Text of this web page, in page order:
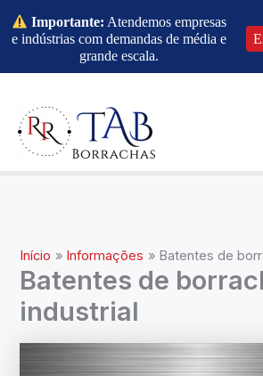
conteúdo
Início Informações Batentes de
Batentes de
industrial
Importante: Atendemos empresas
e indústrias com demandas de média e
grande escala.